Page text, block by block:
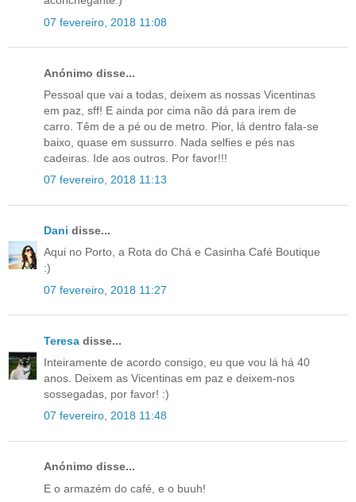
07 fevereiro, 2018 11:08
Anónimo disse...
Pessoal que vai a todas, deixem as nossas Vicentinas
em paz, sff! E ainda por cima não dá para irem de
carro. Têm de a pé ou de metro. Pior, lá dentro fala-se
baixo, quase em sussurro. Nada selfies e pés nas
cadeiras. Ide aos outros. Por favor!!!
07 fevereiro, 2018 11:13
Dani disse...
Aqui no Porto, a Rota do Chá e Casinha Café Boutique
:)
07 fevereiro, 2018 11:27
Teresa disse...
Inteiramente de acordo consigo, eu que vou lá há 40
anos. Deixem as Vicentinas em paz e deixem-nos
sossegadas, por favor! :)
07 fevereiro, 2018 11:48
Anónimo disse...
E o armazém do café, e o buuh!